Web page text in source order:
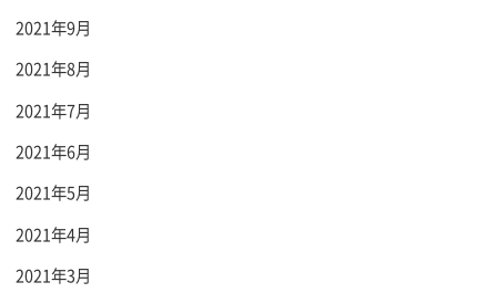
2021年9月
2021年8月
2021年7月
2021年6月
2021年5月
2021年4月
2021年3月